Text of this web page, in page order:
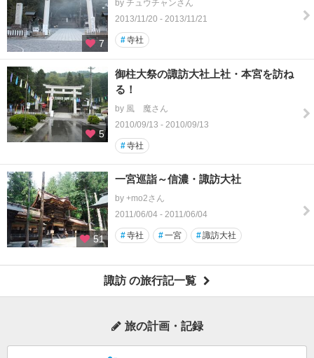
7
by チュウチャンさん
2013/11/20 - 2013/11/21
#寺社
5
御柱大祭の諏訪大社上社・本宮を訪ね
る！
by 風 魔さん
2010/09/13 - 2010/09/13
#寺社
51
一宮巡詣～信濃・諏訪大社
by +mo2さん
2011/06/04 - 2011/06/04
#寺社 #一宮 #諏訪大社
諏訪 の旅行記一覧
旅の計画・記録